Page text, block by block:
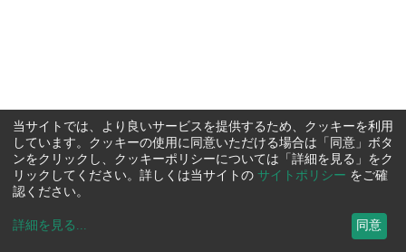
当サイトでは、より良いサービスを提供するため、クッキーを利用
しています。クッキーの使用に同意いただける場合は「同意」ボタ
ンをクリックし、クッキーポリシーについては「詳細を見る」をク
リックしてください。詳しくは当サイトの サイトポリシー をご確
認ください。
詳細を見る ... 同意